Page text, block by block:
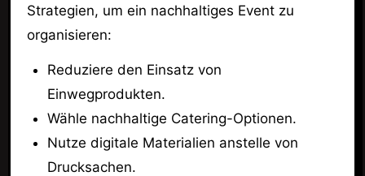
Strategien, um ein nachhaltiges Event zu
organisieren:
Reduziere den Einsatz von
Einwegprodukten.
Wähle nachhaltige Catering-Optionen.
Nutze digitale Materialien anstelle von
Drucksachen.